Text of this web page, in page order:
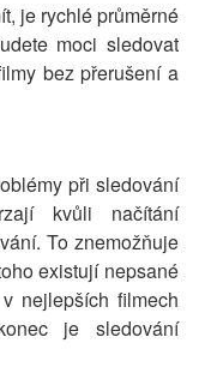
je rychlé průměrné
moci sledovat
bez přerušení a
při sledování
kvůli načítání
To znemožňuje
existují nepsané
nejlepších filmech
je sledování